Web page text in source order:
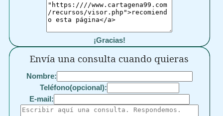
¡Gracias!
Envía una consulta cuando quieras
Nombre:
Teléfono(opcional):
E-mail: